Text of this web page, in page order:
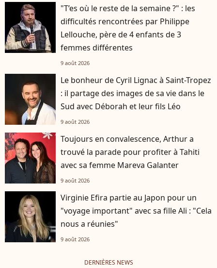
"T’es où le reste de la semaine ?" : les
difficultés rencontrées par Philippe
Lellouche, père de 4 enfants de 3
femmes différentes
9 août 2026
Le bonheur de Cyril Lignac à Saint-Tropez
: il partage des images de sa vie dans le
Sud avec Déborah et leur fils Léo
9 août 2026
Toujours en convalescence, Arthur a
trouvé la parade pour profiter à Tahiti
avec sa femme Mareva Galanter
9 août 2026
Virginie Efira partie au Japon pour un
"voyage important" avec sa fille Ali : "Cela
nous a réunies"
9 août 2026
DERNIÈRES NEWS